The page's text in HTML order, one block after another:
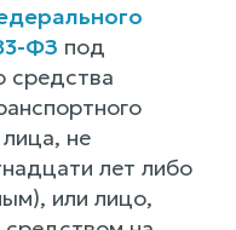
ФЗ под
средства
не
лет либо
или лицо,